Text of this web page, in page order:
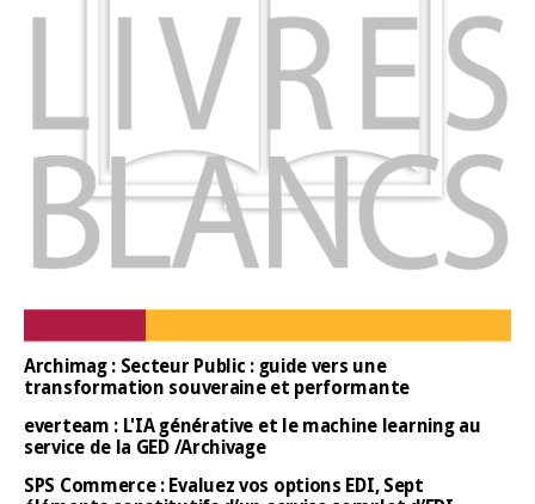
Archimag : Secteur Public : guide vers une
transformation souveraine et performante
everteam : L'IA générative et le machine learning au
service de la GED /Archivage
SPS Commerce : Evaluez vos options EDI, Sept